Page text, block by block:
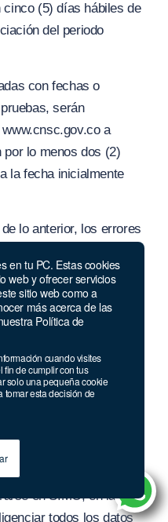
en tu PC. Estas cookies
web y ofrecer servicios
sitio web como a
más acerca de las
Política de
cuando visites
fin de cumplir con tus
solo una pequeña cookie
tomar esta decisión de
(5) días hábiles de
del periodo
con fechas o
serán
a
lo menos dos (2)
la fecha inicialmente
lo anterior, los errores
conformidad con lo
Código de
y de lo Contencioso
PREVIAS AL
. Los aspirantes a
consideraciones antes
en SIMO, en la
todos los datos